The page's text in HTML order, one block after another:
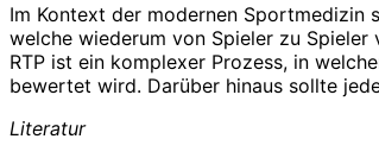
Im Kontext der modernen Sportmedizin
welche wiederum von Spieler zu
RTP ist ein komplexer Prozess, in
bewertet wird. Darüber hinaus sollte
Literatur